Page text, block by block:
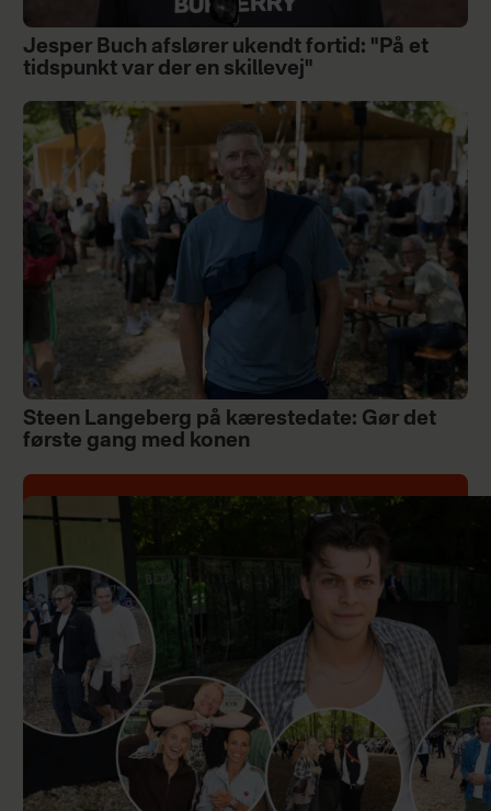
Jesper Buch afslører ukendt fortid: "På et
tidspunkt var der en skillevej"
Steen Langeberg på kærestedate: Gør det
første gang med konen